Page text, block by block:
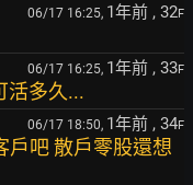
06/17 16:25, 1年前 , 32F
06/17 16:25, 1年前 , 33F
活多久...
06/17 18:50, 1年前 , 34F
戶吧 散戶零股還想